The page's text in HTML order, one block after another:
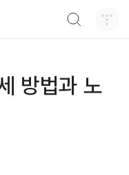
방법과 노